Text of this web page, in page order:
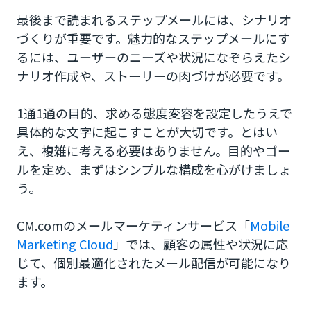
最後まで読まれるステップメールには、シナリオ
づくりが重要です。魅力的なステップメールにす
るには、ユーザーのニーズや状況になぞらえたシ
ナリオ作成や、ストーリーの肉づけが必要です。
1通1通の目的、求める態度変容を設定したうえで
具体的な文字に起こすことが大切です。とはい
え、複雑に考える必要はありません。目的やゴー
ルを定め、まずはシンプルな構成を心がけましょ
う。
CM.comのメールマーケティンサービス「Mobile
Marketing Cloud」では、顧客の属性や状況に応
じて、個別最適化されたメール配信が可能になり
ます。